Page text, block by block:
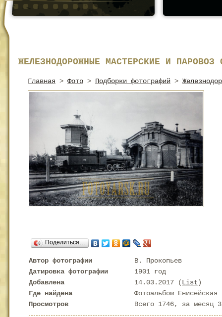
ЖЕЛЕЗНОДОРОЖНЫЕ МАСТЕРСКИЕ И
Главная > Фото > Подборки фотографий >
Поделиться…
Автор фотографии
В. Прокопьев
Датировка фотографии
1901 год
Добавлена
14.03.2017 (List)
Где найдена
Фотоальбом Енисейская
Просмотров
Всего 1746, за месяц